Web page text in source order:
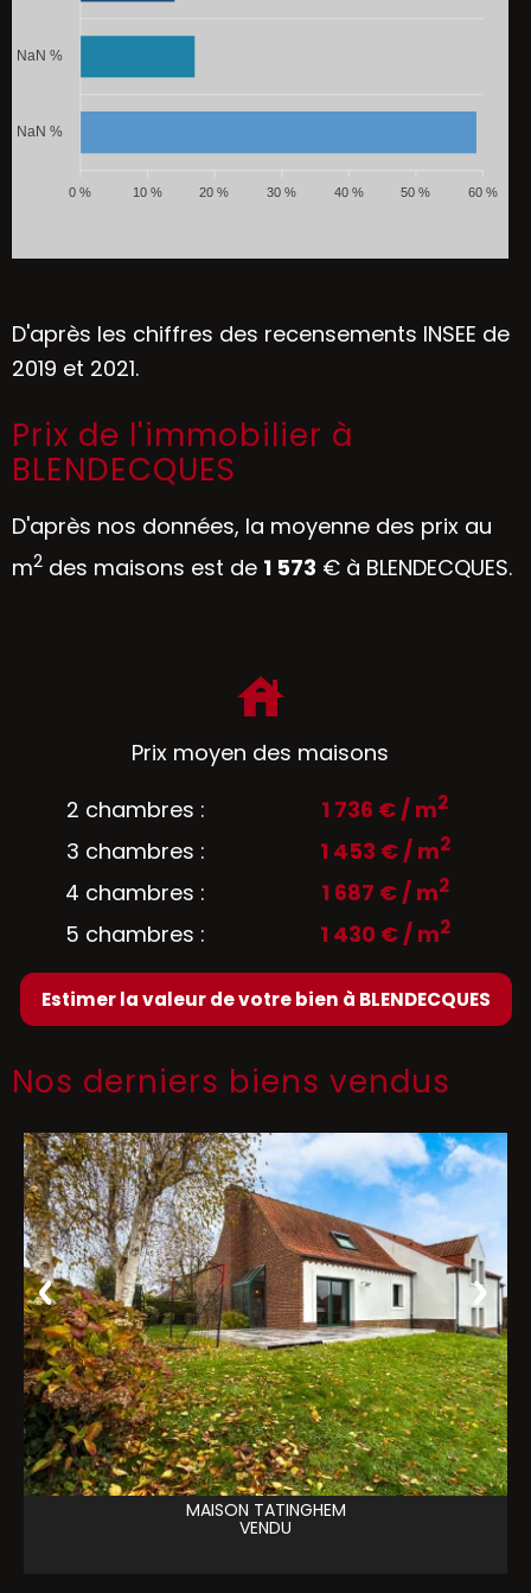
NaN %
NaN %
60 %
50 %
40 %
30 %
20 %
10 %
0 %
D'après les chiffres des recensements INSEE de
2019 et 2021.
Prix de l'immobilier à
BLENDECQUES
D'après nos données, la moyenne des prix au
m2 des maisons est de 1 573 € à BLENDECQUES.
Prix moyen des maisons
2 chambres :
1 736 € / m2
3 chambres : 1 453 € / m2
4 chambres : 1 687 € / m2
5 chambres : 1 430 € / m2
Estimer la valeur de votre bien à BLENDECQUES
Nos derniers biens vendus
MAISON TATINGHEM
VENDU